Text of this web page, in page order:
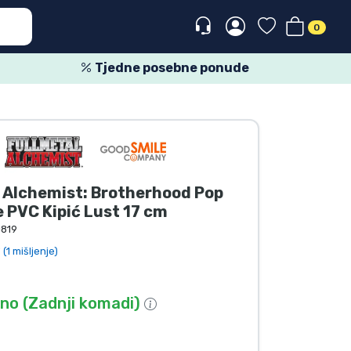
0
Tjedne posebne ponude
Brotherhood Pop
PVC Kipić Lust 17 cm
(1 mišljenje)
(Zadnji komadi)